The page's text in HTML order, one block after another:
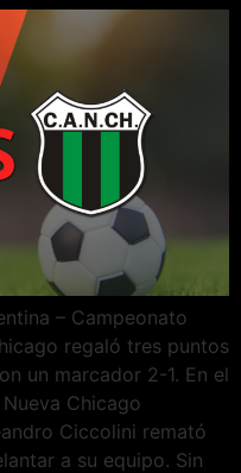
– Campeonato
regaló tres puntos
un marcador 2-1. En el
Chicago
Ciccolini remató
a su equipo. Sin